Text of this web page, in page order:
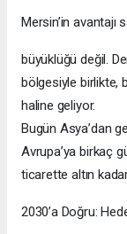
Mersin’in avantajı
büyüklüğü değil.
bölgesiyle birlikte,
haline geliyor.
Bugün Asya’dan
Avrupa’ya birkaç
ticarette altın
2030’a Doğru: